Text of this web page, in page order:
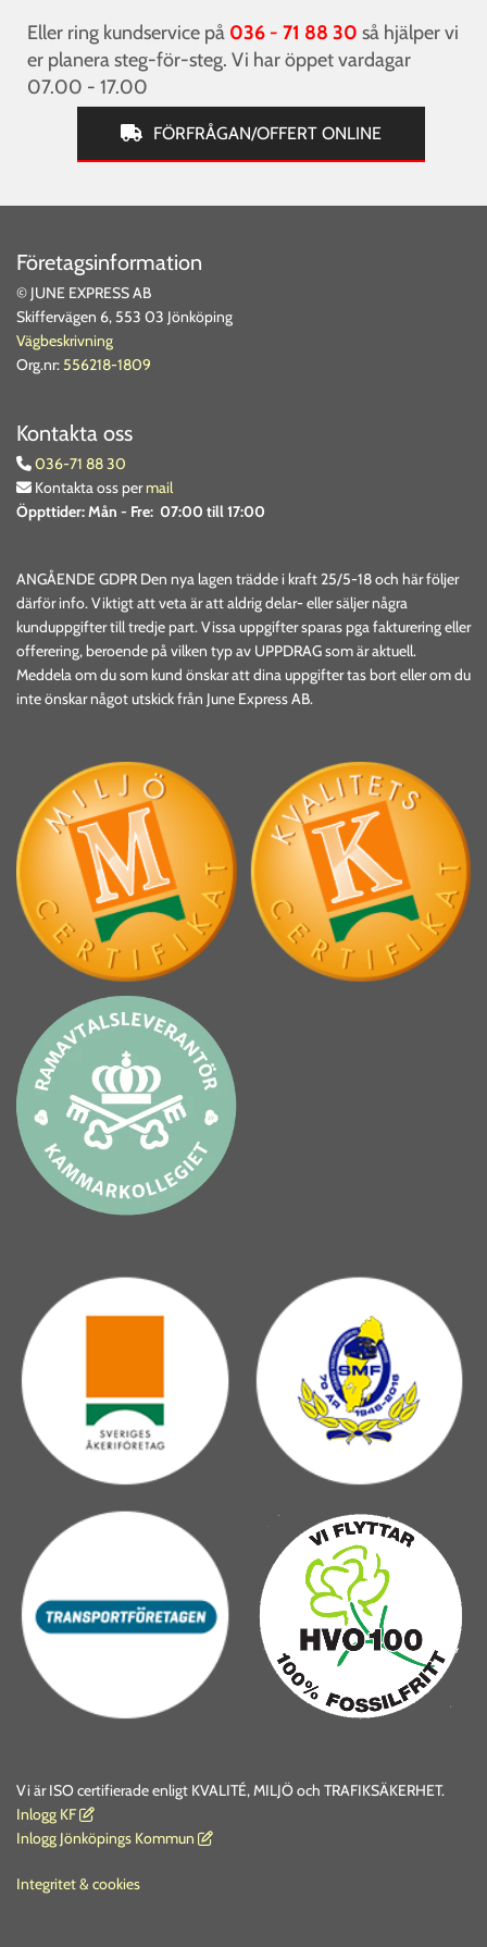
Eller ring kundservice på 036 - 71 88 30 så hjälper vi
er planera steg-för-steg. Vi har öppet vardagar
07.00 - 17.00
FÖRFRÅGAN/OFFERT ONLINE
Företagsinformation
© JUNE EXPRESS AB
Skiffervägen 6, 553 03 Jönköping
Vägbeskrivning
Org.nr: 556218-1809
Kontakta oss
 036-71 88 30
 Kontakta oss permail
Öppttider:Mån - Fre: 07:00 till 17:00
ANGÅENDE GDPR Den nya lagen trädde i kraft 25/5-18 och här följer
därför info. Viktigt att veta är att aldrig delar- eller säljer några
kunduppgifter till tredje part. Vissa uppgifter sparas pga fakturering eller
offerering, beroende på vilken typ av UPPDRAG som är aktuell.
Meddela om du som kund önskar att dina uppgifter tas bort eller om du
inte önskar något utskick från June Express AB.
Vi är ISO certifierade enligt KVALITÉ, MILJÖ och TRAFIKSÄKERHET.
Inlogg KF 
Inlogg Jönköpings Kommun 
Integritet & cookies